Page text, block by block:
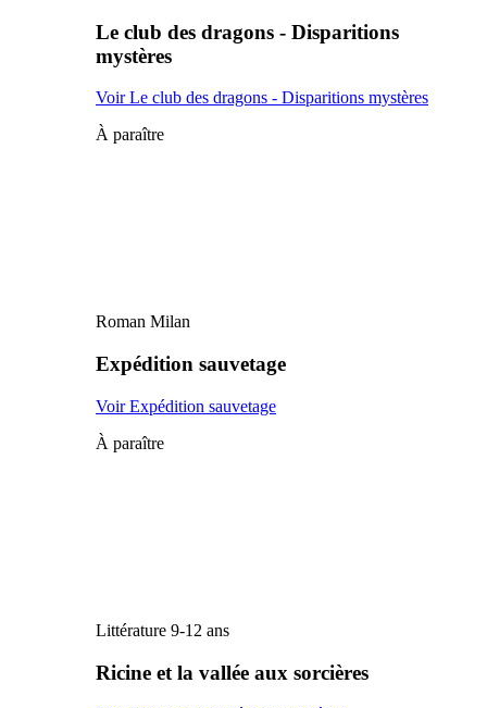
Le club des dragons - Disparitions
mystères
Voir Le club des dragons - Disparitions mystères
À paraître
Roman Milan
Expédition sauvetage
Voir Expédition sauvetage
À paraître
Littérature 9-12 ans
Ricine et la vallée aux sorcières